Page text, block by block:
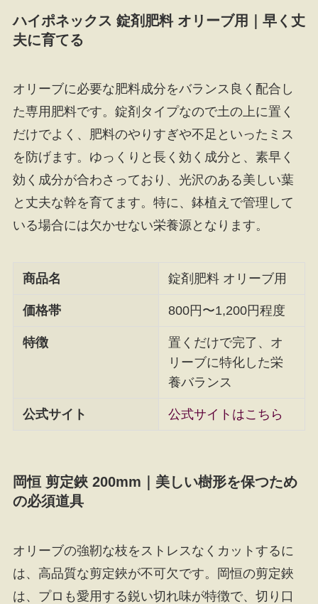
ハイポネックス 錠剤肥料 オリーブ用｜早く丈
夫に育てる
オリーブに必要な肥料成分をバランス良く配合し
た専用肥料です。錠剤タイプなので土の上に置く
だけでよく、肥料のやりすぎや不足といったミス
を防げます。ゆっくりと長く効く成分と、素早く
効く成分が合わさっており、光沢のある美しい葉
と丈夫な幹を育てます。特に、鉢植えで管理して
いる場合には欠かせない栄養源となります。
商品名 錠剤肥料 オリーブ用
価格帯 800円〜1,200円程度
特徴
置くだけで完了、オ
リーブに特化した栄
養バランス
公式サイト 公式サイトはこちら
岡恒 剪定鋏 200mm｜美しい樹形を保つため
の必須道具
オリーブの強靭な枝をストレスなくカットするに
は、高品質な剪定鋏が不可欠です。岡恒の剪定鋏
は、プロも愛用する鋭い切れ味が特徴で、切り口